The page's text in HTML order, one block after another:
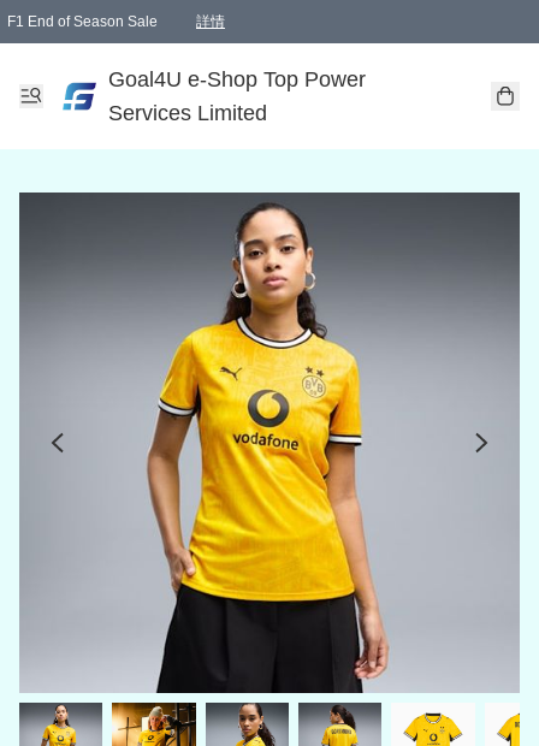
F1 End of Season Sale 詳情
Goal4U e-Shop Top Power
Services Limited